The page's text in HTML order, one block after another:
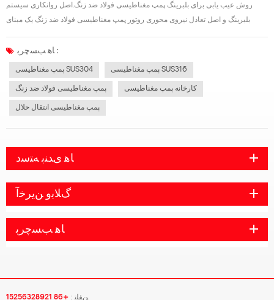
روش عیب یابی برای بلبرینگ پمپ مغناطیسی فولاد ضد زنگ.اصل روانکاری سیستم
بلبرینگ و اصل تعادل نیروی محوری روتور پمپ مغناطیسی فولاد ضد زنگ یک مبنای
وضعیت خوبی از ثبات، سر و صدای کم، از دست دادن کامل دست یابد: نشت در مرحله
ﺎﻫ ﺐﺴﭼﺮﺑ :
پمپ مغناطیسی SUS304 پمپ مغناطیسی SUS316
پمپ مغناطیسی فولاد ضد زنگ کارخانه پمپ مغناطیسی
پمپ مغناطیسی انتقال حلال
ﺎﻫ ﯼﺪﻨﺑ ﻪﺘﺳﺩ
ﮒﻼ ﺑﻭ ﻦﯾﺮﺧﺁ
ﺎﻫ ﺐﺴﭼﺮﺑ
ﻦﻔﻠﺗ : +86 15256328921